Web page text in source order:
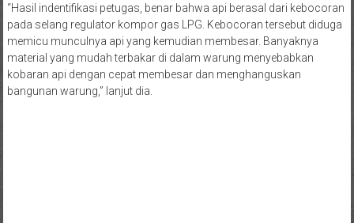
“Hasil indentifikasi petugas, benar bahwa api berasal dari kebocoran
pada selang regulator kompor gas LPG. Kebocoran tersebut diduga
memicu munculnya api yang kemudian membesar. Banyaknya
material yang mudah terbakar di dalam warung menyebabkan
kobaran api dengan cepat membesar dan menghanguskan
bangunan warung,” lanjut dia.